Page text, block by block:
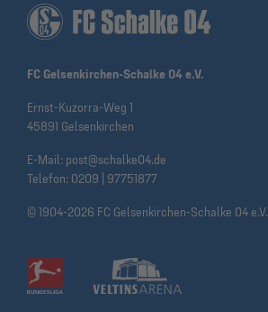
FC Gelsenkirchen-Schalke 04 e.V.
Ernst-Kuzorra-Weg 1
45891 Gelsenkirchen
E-Mail: post@schalke04.de
Telefon: 0209 | 97751877
© 1904-2026 FC Gelsenkirchen-Schalke 04 e.V.